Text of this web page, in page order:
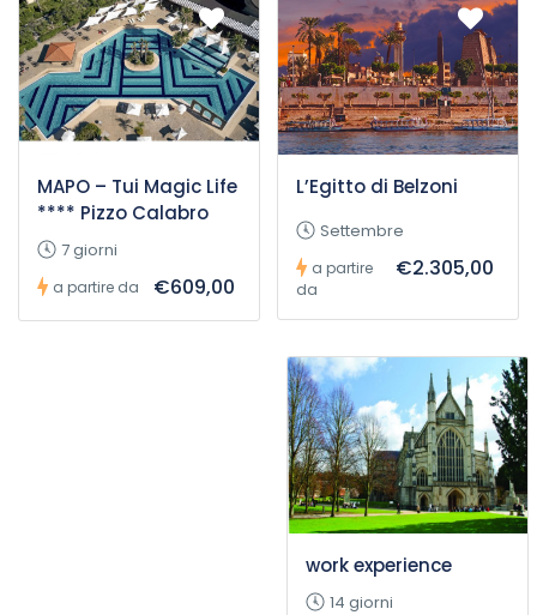
MAPO – Tui Magic Life
**** Pizzo Calabro
7 giorni
a partire da €609,00
L’Egitto di Belzoni
Settembre
a partire
da
€2.305,00
work experience
14 giorni